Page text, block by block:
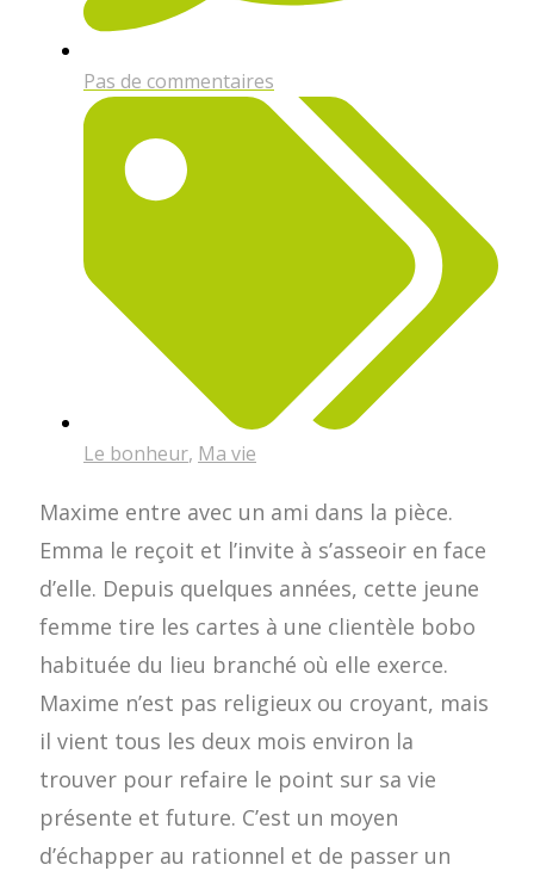
Pas de commentaires
Le bonheur, Ma vie
Maxime entre avec un ami dans la pièce.
Emma le reçoit et l’invite à s’asseoir en face
d’elle. Depuis quelques années, cette jeune
femme tire les cartes à une clientèle bobo
habituée du lieu branché où elle exerce.
Maxime n’est pas religieux ou croyant, mais
il vient tous les deux mois environ la
trouver pour refaire le point sur sa vie
présente et future. C’est un moyen
d’échapper au rationnel et de passer un